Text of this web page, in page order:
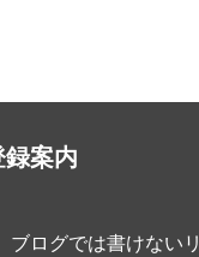
録案内
ブログでは書けない